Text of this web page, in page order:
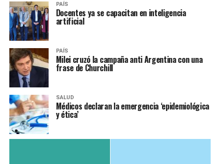
PAÍS
Docentes ya se capacitan en inteligencia
artificial
PAÍS
Milei cruzó la campaña anti Argentina con una
frase de Churchill
SALUD
Médicos declaran la emergencia ‘epidemiológica
y ética’